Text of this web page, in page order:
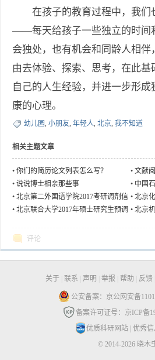
在孩子的教育过程中，我们
——每天给孩子一些独立的时间
会独处，也有机会和同龄人相伴
由去体验、探索、思考，在此
自己的人生经验，并进一步形
康的心理。
幼儿园, 小朋友, 年轻人, 北京, 我不知道
相关主题文章
• 你们的简历论文列表怎么写？ • 文献
• 说说博士相亲那些事 • 中国
剂信息
• 北京第二外国语学院2017考研调剂信
息
• 北京
• 北京联合大学2017年硕士研究生预调 • 北京
评论
关于 联系 声明 举报 帮助 反馈
公安备案：京公网安备
备案许可证号：京ICP备
优质科研网站| 优秀
© 2014-2026 晓木